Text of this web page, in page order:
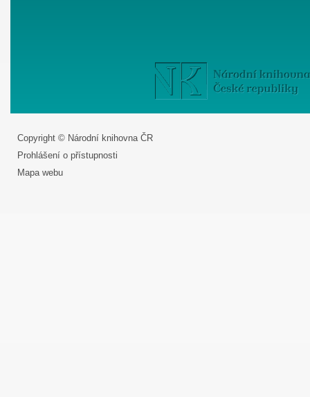
Copyright © Národní knihovna ČR
Prohlášení o přístupnosti
Mapa webu